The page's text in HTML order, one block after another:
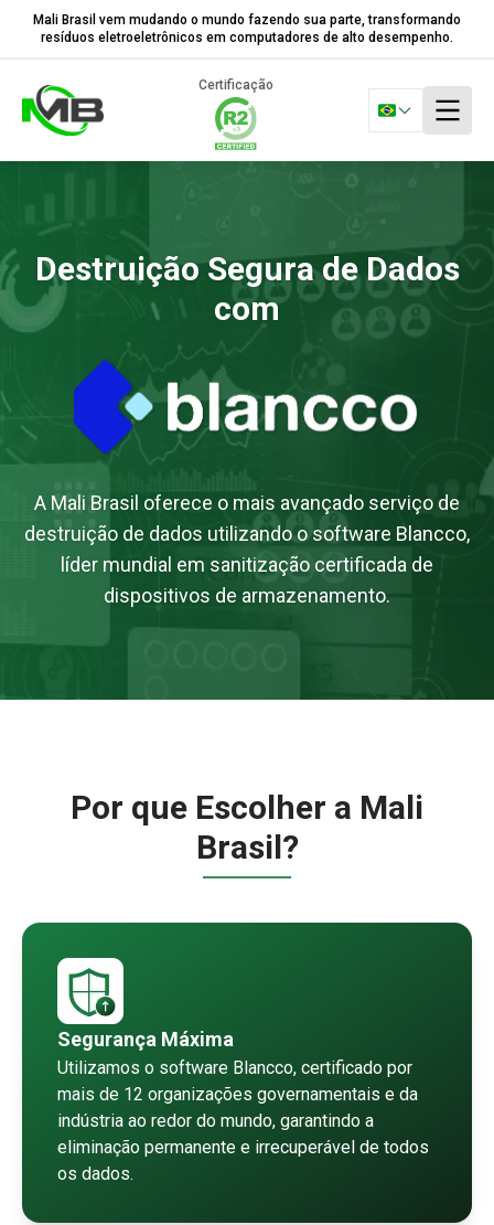
Mali Brasil vem mudando o mundo fazendo sua parte, transformando
resíduos eletroeletrônicos em computadores de alto desempenho.
Certificação
Destruição Segura de Dados
com
A Mali Brasil oferece o mais avançado serviço de
destruição de dados utilizando o software Blancco,
líder mundial em sanitização certificada de
dispositivos de armazenamento.
Por que Escolher a Mali
Brasil?
Segurança Máxima
Utilizamos o software Blancco, certificado por
mais de 12 organizações governamentais e da
indústria ao redor do mundo, garantindo a
eliminação permanente e irrecuperável de todos
os dados.